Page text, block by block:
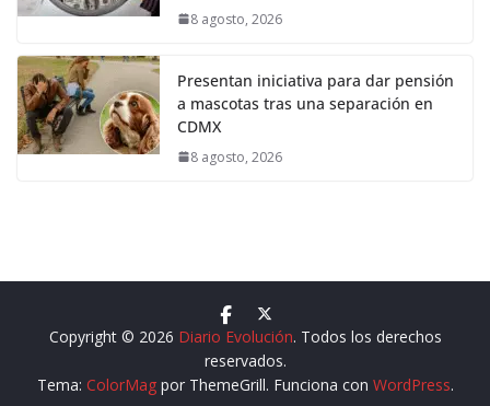
8 agosto, 2026
Presentan iniciativa para dar pensión
a mascotas tras una separación en
CDMX
8 agosto, 2026
Copyright © 2026 Diario Evolución. Todos los derechos
reservados.
Tema: ColorMagpor ThemeGrill. Funciona con WordPress.